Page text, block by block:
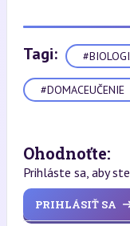
Tagi:
#DOMACEUČENIE
Ohodnoťte:
Prihláste sa, aby
PRIHLÁSIŤ SA